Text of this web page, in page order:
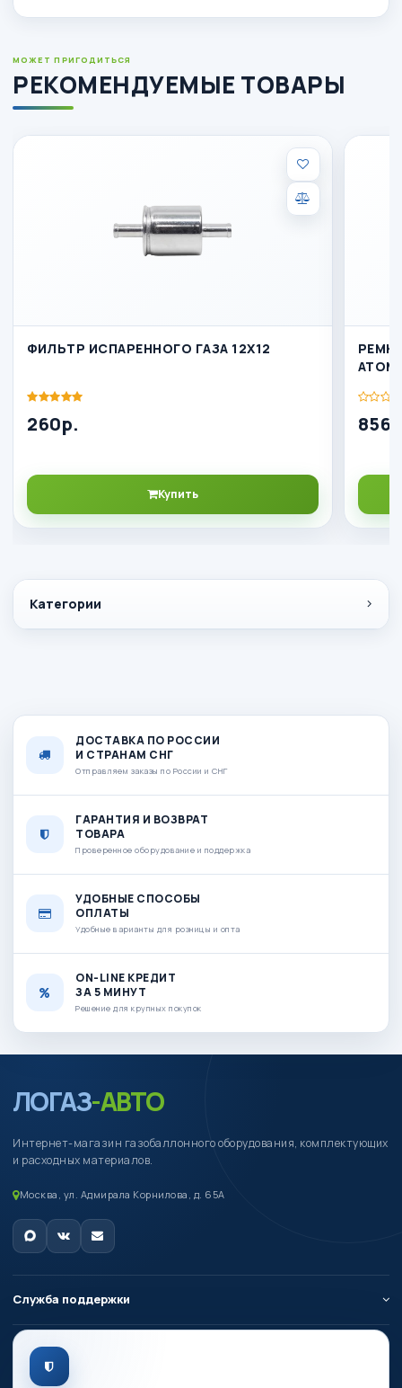
Категории
МОЖЕТ ПРИГОДИТЬСЯ
РЕКОМЕНДУЕМЫЕ ТОВАРЫ
ФИЛЬТР ИСПАРЕННОГО ГАЗА 12Х12
260р.
Купить
ATOM
ДОСТАВКА ПО РОССИИ
И СТРАНАМ СНГ
Отправляем заказы по России и СНГ
ГАРАНТИЯ И ВОЗВРАТ
ТОВАРА
Проверенное оборудование и поддержка
УДОБНЫЕ СПОСОБЫ
ОПЛАТЫ
Удобные варианты для розницы и опта
ON-LINE КРЕДИТ
ЗА 5 МИНУТ
Решение для крупных покупок
ЛОГАЗ-АВТО
Интернет-магазин газобаллонного оборудования, комплектующих
и расходных материалов.
Москва, ул. Адмирала Корнилова, д. 65А
Служба поддержки
О компании